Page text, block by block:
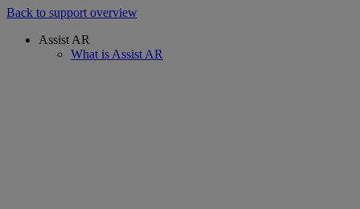
Back to support overview
Assist AR
What is Assist AR